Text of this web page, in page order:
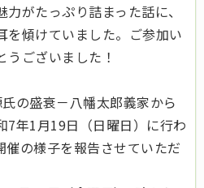
がたっぷり詰まった話に、
を傾けていました。ご参加い
うございました！
の盛衰－八幡太郎義家から
7年1月19日（日曜日）に行わ
催の様子を報告させていただ